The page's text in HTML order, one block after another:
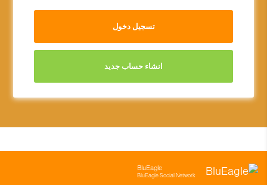
تسجيل دخول
انشاء حساب جديد
BluEagle
BluEagle Social Network